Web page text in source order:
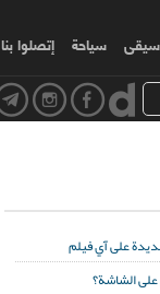
سياحة إتصلوا بنا
على آي فيلم
الشاشة؟